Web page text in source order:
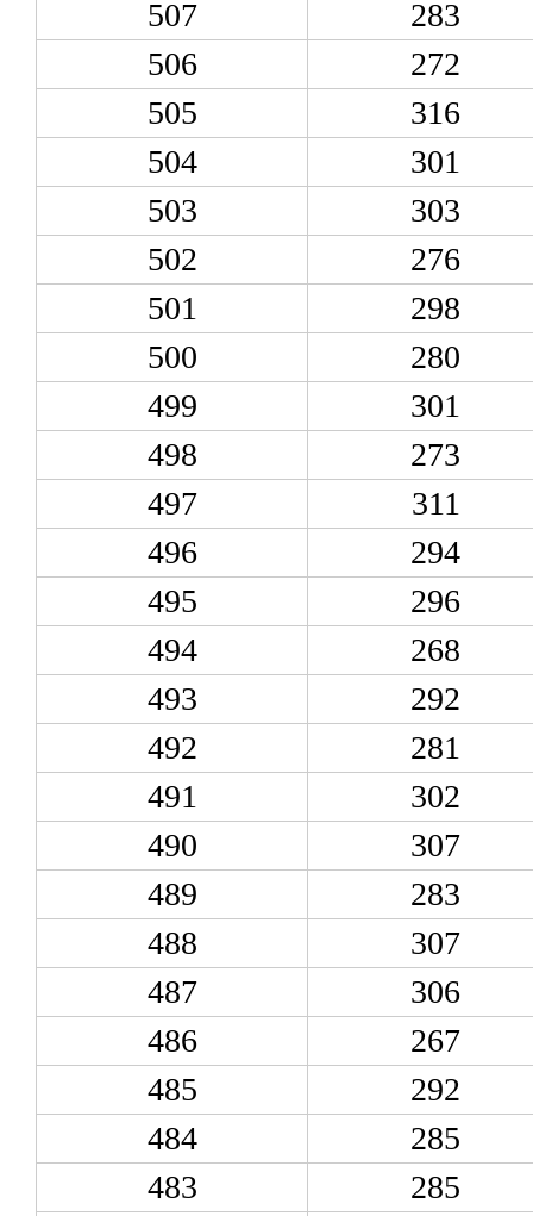
507
283
506
272
505
316
504
301
503
303
502
276
501
298
500
280
499
301
498
273
497
311
496
294
495
296
494
268
493
292
492
281
491
302
490
307
489
283
488
307
487
306
486
267
485
292
484
285
483
285